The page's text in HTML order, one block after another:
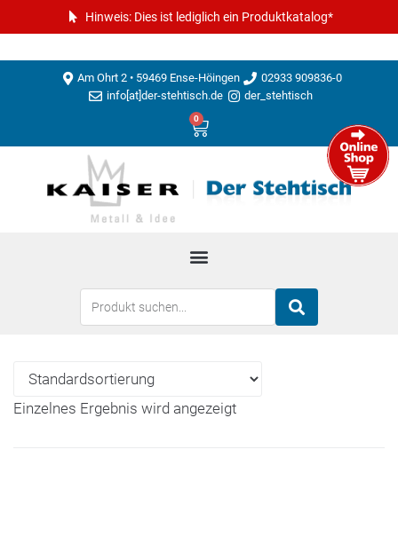
Hinweis: Dies ist lediglich ein Produktkatalog*
Am Ohrt 2 • 59469 Ense-Höingen
02933 909836-0
info[at]der-stehtisch.de
der_stehtisch
0
Einzelnes Ergebnis wird angezeigt